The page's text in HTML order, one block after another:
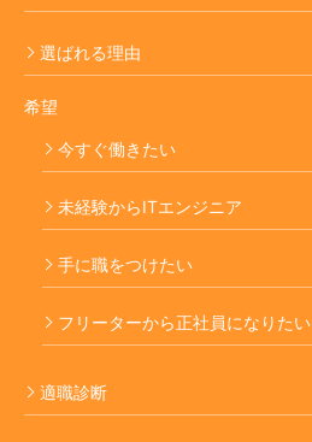
選ばれる理由
希望
今すぐ働きたい
未経験からITエンジニア
手に職をつけたい
フリーターから正社員になりたい
適職診断